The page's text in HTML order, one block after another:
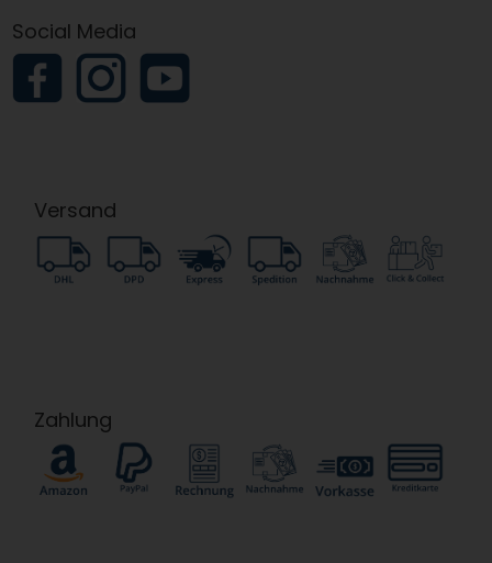
Social Media
Versand
Zahlung